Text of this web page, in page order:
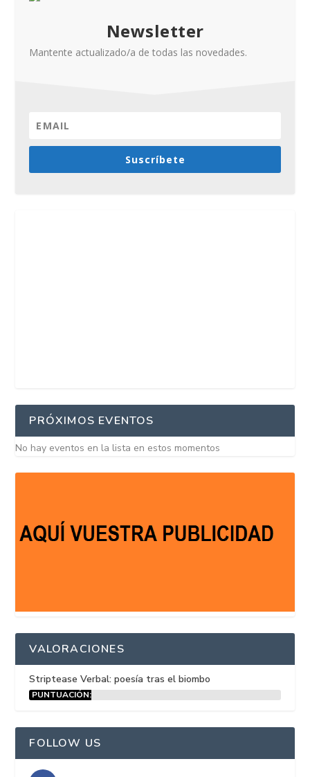
Newsletter
Mantente actualizado/a de todas las novedades.
Suscríbete
PRÓXIMOS EVENTOS
No hay eventos en la lista en estos momentos
VALORACIONES
Striptease Verbal: poesía tras el biombo
PUNTUACIÓN:
FOLLOW US